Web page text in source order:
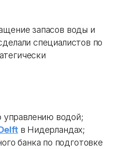
запасов воды и
специалистов по
управлению водой;
в Нидерландах;
банка по подготовке